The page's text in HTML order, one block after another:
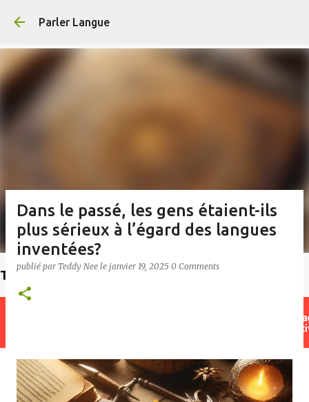
Parler Langue
Trouvez un enseignant
Dans le passé, les gens étaient-ils
plus sérieux à l’égard des langues
inventées?
publié par Teddy Nee le janvier 19, 2025 0 Comments